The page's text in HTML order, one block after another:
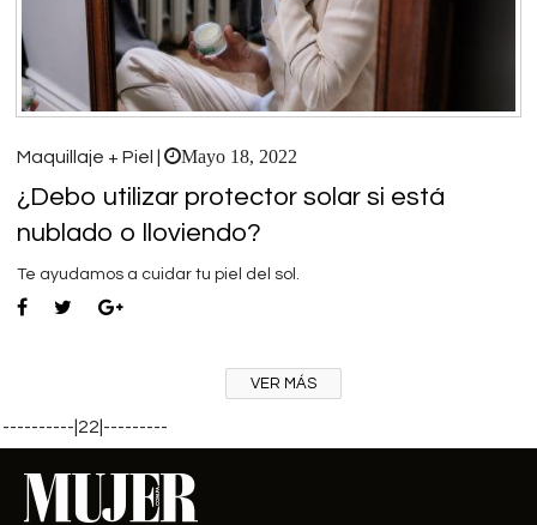
Maquillaje + Piel | Mayo 18, 2022
¿Debo utilizar protector solar si está
nublado o lloviendo?
Te ayudamos a cuidar tu piel del sol.
VER MÁS
----------|22|---------